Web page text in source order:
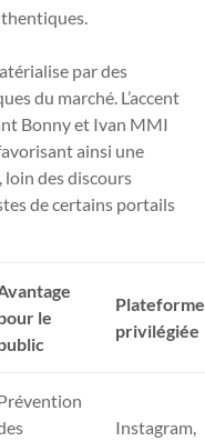
par des
du marché. L’accent
Bonny et Ivan MMI
ainsi une
loin des discours
de certains portails
le
Plateforme
privilégiée
Instagram,